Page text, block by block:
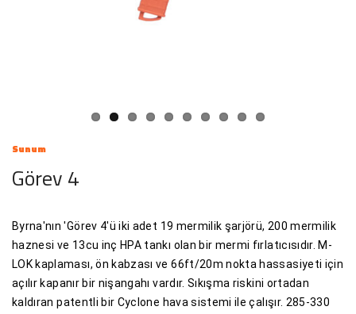
Sunum
Görev 4
Byrna'nın 'Görev 4'ü iki adet 19 mermilik şarjörü, 200 mermilik
haznesi ve 13cu inç HPA tankı olan bir mermi fırlatıcısıdır. M-
LOK kaplaması, ön kabzası ve 66ft/20m nokta hassasiyeti için
açılır kapanır bir nişangahı vardır. Sıkışma riskini ortadan
kaldıran patentli bir Cyclone hava sistemi ile çalışır. 285-330